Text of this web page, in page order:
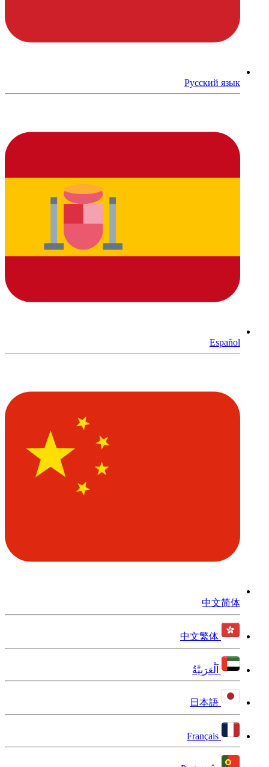
Русский язык
Español
中文简体
中文繁体
اَلْعَرَبِيَّةُ
日本語
Français